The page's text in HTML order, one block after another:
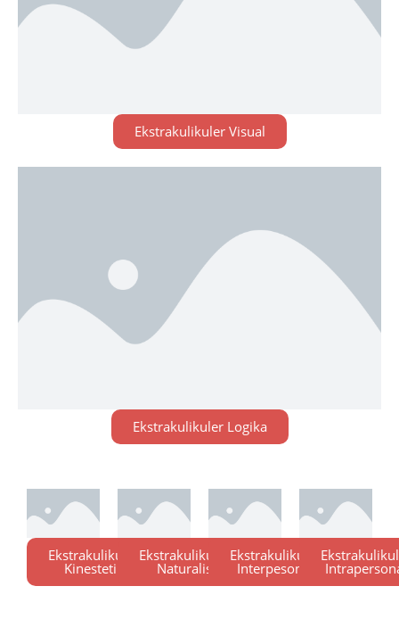
Ekstrakulikuler Visual
Ekstrakulikuler Logika
Ekstrakulikuler
Kinestetik
Ekstrakulikuler
Naturalis
Ekstrakulikuler
Interpesonal